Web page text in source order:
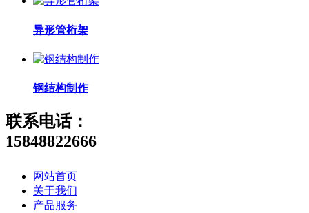
异形管桁架
钢结构制作
联系电话：
15848822666
网站首页
关于我们
产品服务